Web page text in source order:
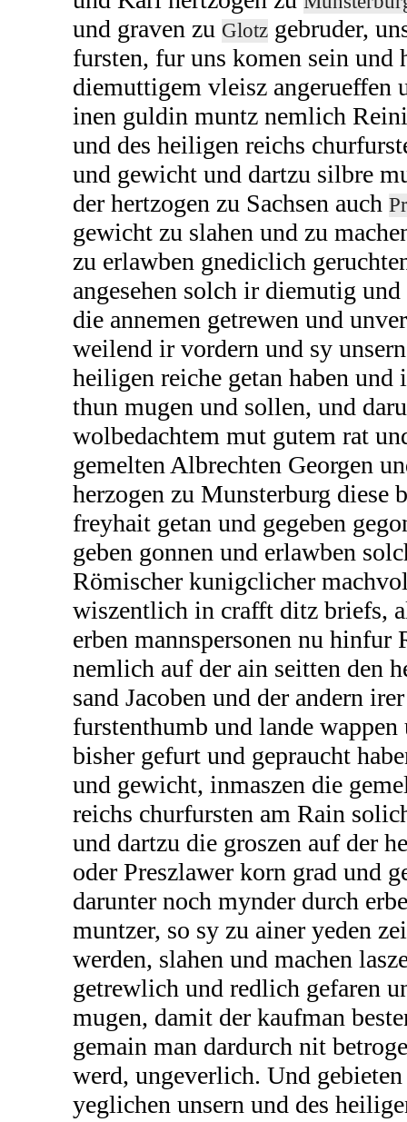
und graven zu Glotz gebruder,
fursten, fur uns komen sein und
diemuttigem vleisz angerueffen
inen guldin muntz nemlich
und des heiligen reichs
und gewicht und dartzu silbre
der hertzogen zu Sachsen auch
gewicht zu slahen und zu
zu erlawben gnediclich
angesehen solch ir diemutig
die annemen getrewen und
weilend ir vordern und sy
heiligen reiche getan haben
thun mugen und sollen, und
wolbedachtem mut gutem rat
gemelten Albrechten Georgen
herzogen zu Munsterburg diese
freyhait getan und gegeben
geben gonnen und erlawben
Römischer kunigclicher
wiszentlich in crafft ditz briefs,
erben mannspersonen nu hinfur
nemlich auf der ain seitten den
sand Jacoben und der andern
furstenthumb und lande
bisher gefurt und gepraucht
und gewicht, inmaszen die
reichs churfursten am Rain
und dartzu die groszen auf der
oder Preszlawer korn grad und
darunter noch mynder durch
muntzer, so sy zu ainer yeden
werden, slahen und machen
getrewlich und redlich gefaren
mugen, damit der kaufman
gemain man dardurch nit
werd, ungeverlich. Und
yeglichen unsern und des